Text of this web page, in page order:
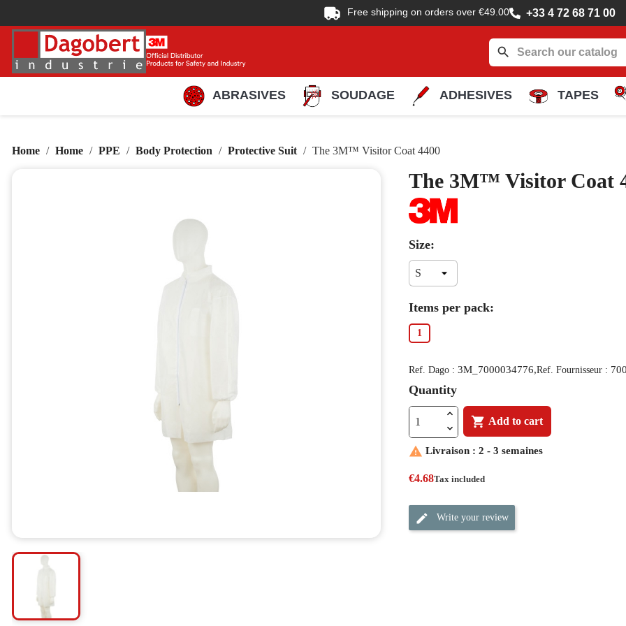
Free shipping on orders over €49.00 +33 4 72 68 71 00
search
ABRASIVES SOUDAGE ADHESIVES TAPES
Home Home PPE Body Protection Protective Suit The 3M™ Visitor Coat 4400
The 3M™ Visitor Coat
Size:
Items per pack:
1
Ref. Dago : 3M_7000034776,Ref. Fournisseur :
Quantity
 Add to cart
 Livraison : 2 - 3 semaines
€4.68Tax included
Write your review